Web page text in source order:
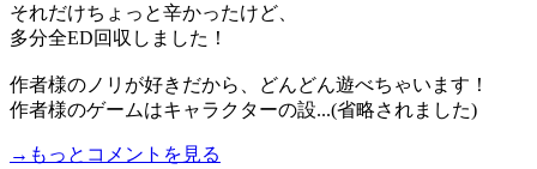
それだけちょっと辛かったけど、
多分全ED回収しました！
作者様のノリが好きだから、どんどん遊べちゃいます！
作者様のゲームはキャラクターの設...(省略されました)
→もっとコメントを見る